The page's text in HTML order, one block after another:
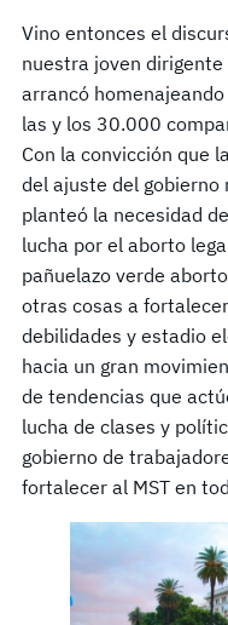
Vino entonces el
nuestra joven dirigente
arrancó
las y los 30.000
Con la convicción que
del ajuste del gobierno
planteó la necesidad
lucha por el aborto
pañuelazo verde
otras cosas a
debilidades y estadio
hacia un gran
de tendencias que
lucha de clases y
gobierno de
fortalecer al MST en